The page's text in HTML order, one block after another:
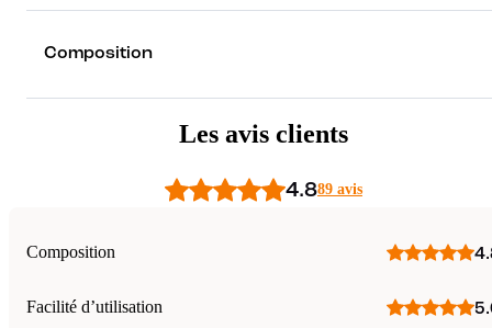
Composition
Les avis clients
4.889 avis
Composition
Facilité d’utilisation